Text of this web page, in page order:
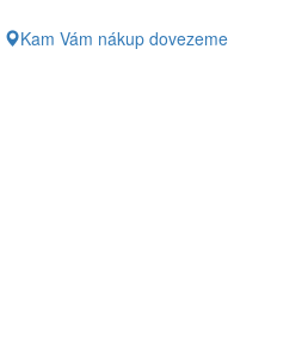
Kam Vám nákup dovezeme